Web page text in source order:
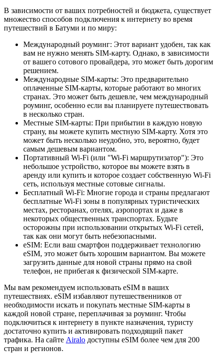
В зависимости от ваших потребностей и бюджета, существует
множество способов подключения к интернету во время
путешествий в Батуми и по миру:
Международный роуминг: Этот вариант удобен, так как
вам не нужно менять SIM-карту. Однако, в зависимости
от вашего сотового провайдера, это может быть дорогим
решением.
Международные SIM-карты: Это предварительно
оплаченные SIM-карты, которые работают во многих
странах. Это может быть дешевле, чем международный
роуминг, особенно если вы планируете путешествовать
в несколько стран.
Местные SIM-карты: При прибытии в каждую новую
страну, вы можете купить местную SIM-карту. Хотя это
может быть несколько неудобно, это, вероятно, будет
самым дешевым вариантом.
Портативный Wi-Fi (или "Wi-Fi маршрутизатор"): Это
небольшое устройство, которое вы можете взять в
аренду или купить и которое создает собственную Wi-Fi
сеть, используя местные сотовые сигналы.
Бесплатный Wi-Fi: Многие города и страны предлагают
бесплатные Wi-Fi зоны в популярных туристических
местах, ресторанах, отелях, аэропортах и даже в
некоторых общественных транспортах. Будьте
осторожны при использовании открытых Wi-Fi сетей,
так как они могут быть небезопасными.
eSIM: Если ваш смартфон поддерживает технологию
eSIM, это может быть хорошим вариантом. Вы можете
загрузить данные для новой страны прямо на свой
телефон, не прибегая к физической SIM-карте.
Мы вам рекомендуем использовать eSIM в ваших
путешествиях. eSIM избавляют путешественников от
необходимости искать и покупать местные SIM-карты в
каждой новой стране, переплачивая за роуминг. Чтобы
подключиться к интернету в пункте назначения, туристу
достаточно купить и активировать подходящий пакет
трафика. На сайте Airalo доступны eSIM более чем для 200
стран и регионов.